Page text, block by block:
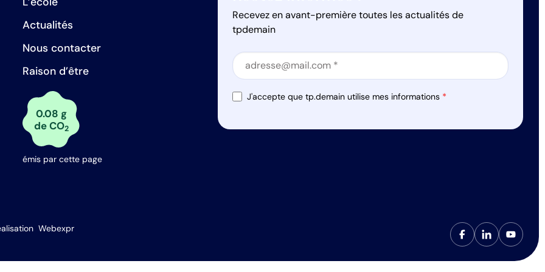
Actualités
Nous contacter
Raison d’être
0.08 g
de CO2
émis par cette page
Recevez en avant-première toutes les actualités de
tpdemain
Section
Section
J'accepte que tp.demain utilise mes informations *
Webexpr
de confidentialité, en garantissant la conformité avec les réglementations. Personnalisez vos préférences pour